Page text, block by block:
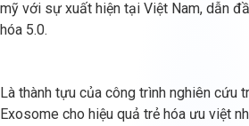
mỹ với sự xuất hiện tại Việt Nam, dẫn
hóa 5.0.
Là thành tựu của công trình nghiên cứu
Exosome cho hiệu quả trẻ hóa ưu việt